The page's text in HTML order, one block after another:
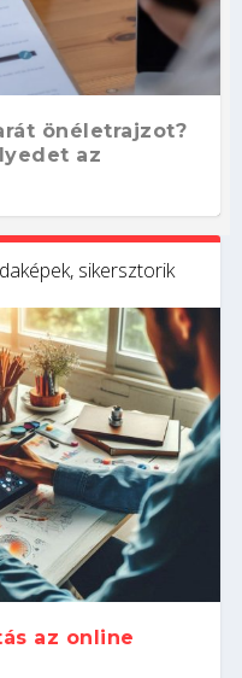
önéletrajzot?
az
ezeket a
felvételi?
kódban –
dönti el a
kapcsolódj ki
sikersztorik
az online